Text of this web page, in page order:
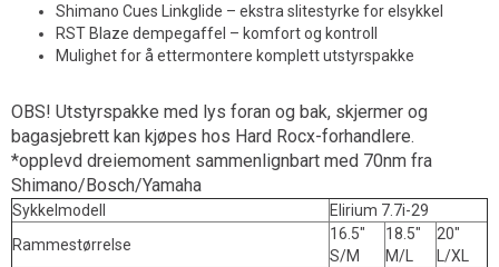
Shimano Cues Linkglide – ekstra slitestyrke for elsykkel
RST Blaze dempegaffel – komfort og kontroll
Mulighet for å ettermontere komplett utstyrspakke
OBS! Utstyrspakke med lys foran og bak, skjermer og
bagasjebrett kan kjøpes hos Hard Rocx-forhandlere.
*opplevd dreiemoment sammenlignbart med 70nm fra
Shimano/Bosch/Yamaha
Sykkelmodell
Elirium 7.7i-29
Rammestørrelse
16.5"
S/M
18.5"
M/L
20"
L/XL